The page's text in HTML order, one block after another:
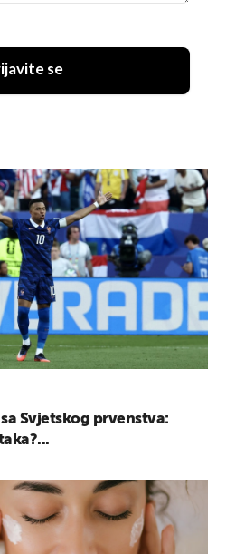
se
Svjetskog prvenstva: